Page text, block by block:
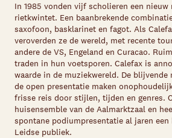
In 1985 vonden vijf scholieren een
rietkwintet. Een baanbrekende
saxofoon, basklarinet en fagot. Als
veroverden ze de wereld, met recente
andere de VS, Engeland en Curacao.
traden in hun voetsporen. Calefax is
waarde in de muziekwereld. De blijvende
de open presentatie maken
frisse reis door stijlen, tijden en genres.
huisensemble van de Aalmarktzaal en
spontane podiumpresentatie al jaren
Leidse publiek.